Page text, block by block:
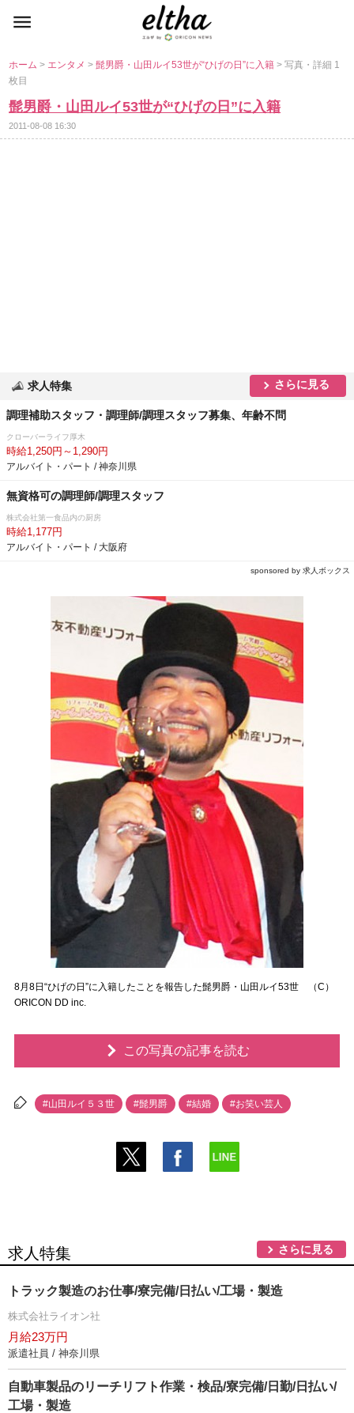
ホーム> エンタメ>髭男爵・山田ルイ53世が“ひげの日”に入籍> 写真・詳細 1
枚目
髭男爵・山田ルイ53世が“ひげの日”に入籍
2011-08-08 16:30
求人特集 さらに見る
調理補助スタッフ・調理師/調理スタッフ募集、年齢不問
クローバーライフ厚木
時給1,250円～1,290円
アルバイト・パート / 神奈川県
無資格可の調理師/調理スタッフ
株式会社第一食品内の厨房
時給1,177円
アルバイト・パート / 大阪府
sponsored by 求人ボックス
8月8日“ひげの日”に入籍したことを報告した髭男爵・山田ルイ53世 （C）
ORICON DD inc.
この写真の記事を読む
#山田ルイ５３世 #髭男爵 #結婚 #お笑い芸人
求人特集 さらに見る
トラック製造のお仕事/寮完備/日払い/工場・製造
株式会社ライオン社
月給23万円
派遣社員 / 神奈川県
自動車製品のリーチリフト作業・検品/寮完備/日勤/日払い/
工場・製造